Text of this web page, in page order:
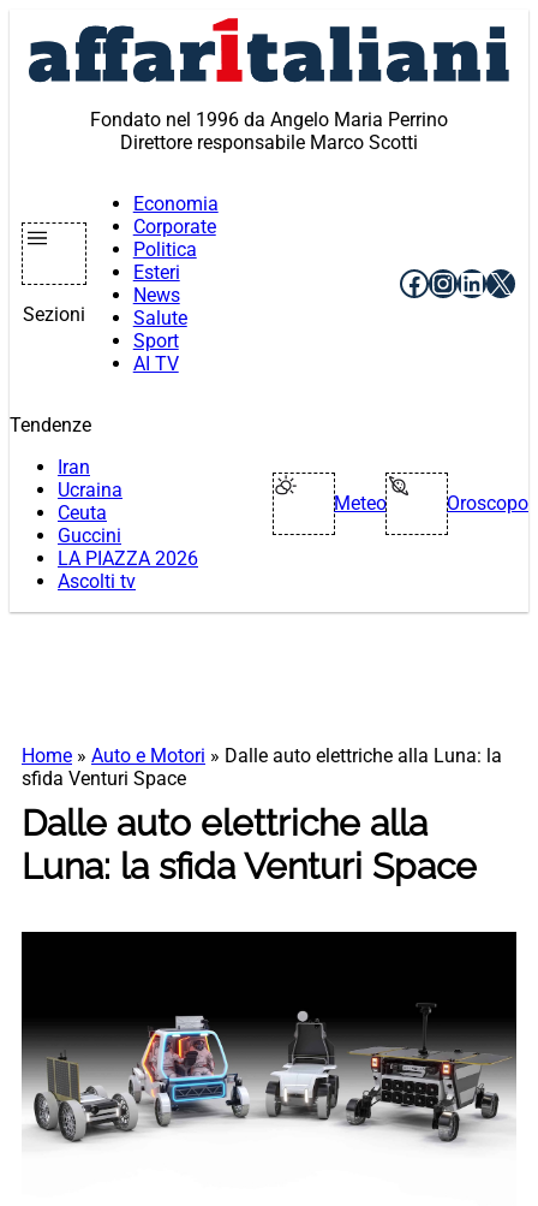
contenuto
Fondato nel 1996 da Angelo Maria Perrino
Direttore responsabile Marco Scotti
Sezioni
Economia
Corporate
Politica
Esteri
News
Salute
Sport
AI TV
Facebook
X
Tendenze
Iran
Ucraina
Ceuta
Guccini
LA PIAZZA 2026
Ascolti tv
Meteo Oroscopo
Home » Auto e Motori » Dalle auto elettriche alla Luna: la
sfida Venturi Space
Dalle auto elettriche alla
Luna: la sfida Venturi Space